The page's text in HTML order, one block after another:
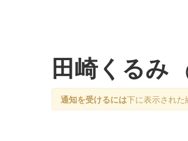
田崎くるみ
通知を受けるには下に表示された